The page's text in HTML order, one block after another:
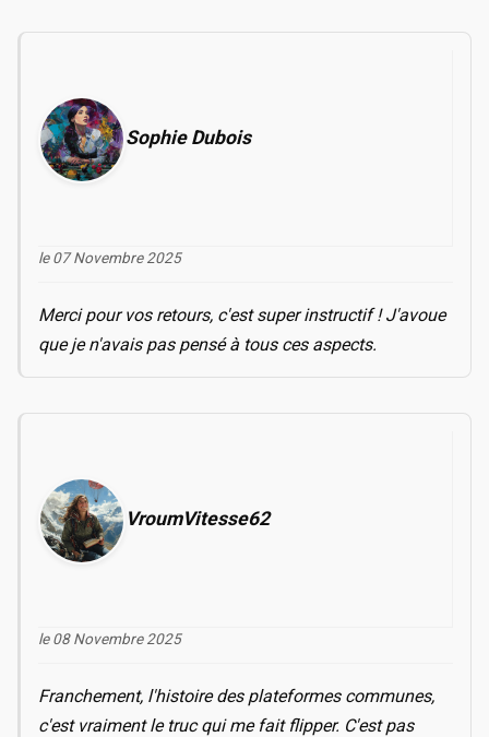
Sophie Dubois
le 07 Novembre 2025
Merci pour vos retours, c'est super instructif ! J'avoue
que je n'avais pas pensé à tous ces aspects.
VroumVitesse62
le 08 Novembre 2025
Franchement, l'histoire des plateformes communes,
c'est vraiment le truc qui me fait flipper. C'est pas